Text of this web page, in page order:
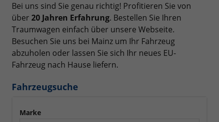
Bei uns sind Sie genau richtig! Profitieren Sie von
über 20 Jahren Erfahrung. Bestellen Sie Ihren
Traumwagen einfach über unsere Webseite.
Besuchen Sie uns bei Mainz um Ihr Fahrzeug
abzuholen oder lassen Sie sich Ihr neues EU-
Fahrzeug nach Hause liefern.
Fahrzeugsuche
Marke